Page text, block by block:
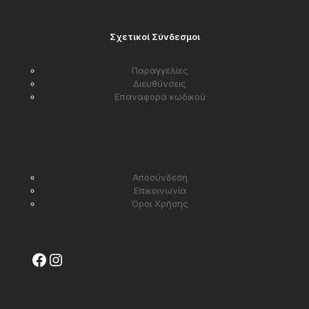
Σχετικοί Σύνδεσμοι
Παραγγελίες
Διευθύνσεις
Επαναφορά κωδικού
Αποσύνδεση
Επικοινωνία
Όροι Χρήσης
Facebook
Instagram